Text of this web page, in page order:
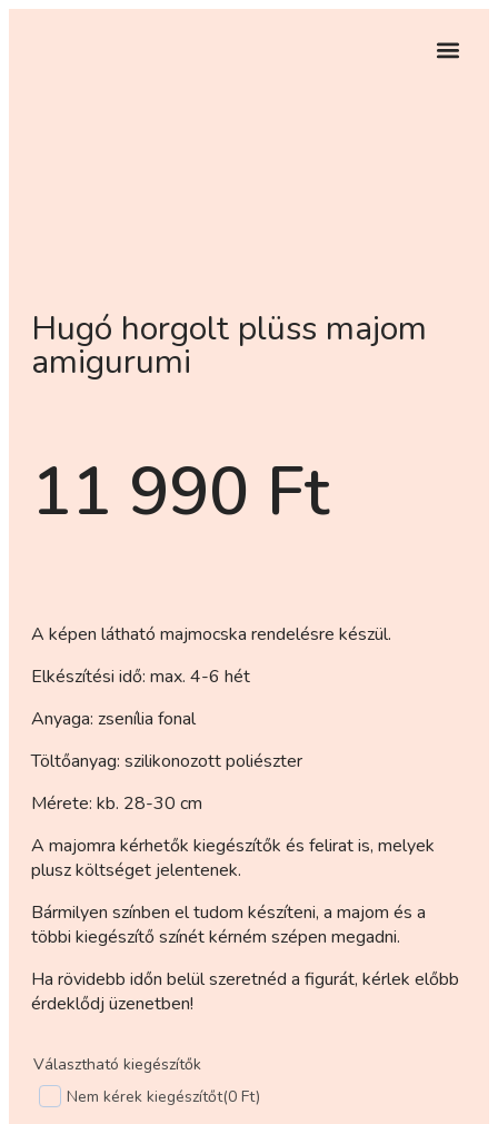
Hugó horgolt plüss majom
amigurumi
11 990 Ft
A képen látható majmocska rendelésre készül.
Elkészítési idő: max. 4-6 hét
Anyaga: zsenília fonal
Töltőanyag: szilikonozott poliészter
Mérete: kb. 28-30 cm
A majomra kérhetők kiegészítők és felirat is, melyek
plusz költséget jelentenek.
Bármilyen színben el tudom készíteni, a majom és a
többi kiegészítő színét kérném szépen megadni.
Ha rövidebb időn belül szeretnéd a figurát, kérlek előbb
érdeklődj üzenetben!
Választható kiegészítők
Nem kérek kiegészítőt(0 Ft)